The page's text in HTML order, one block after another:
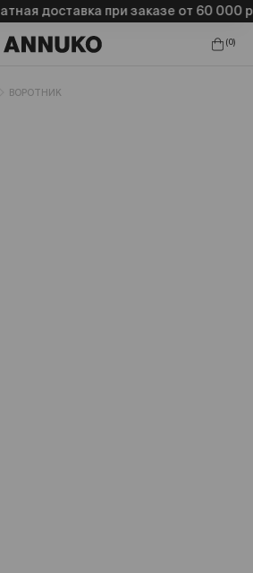
доставка при заказе от 60 000
(0)
ВОРОТНИК